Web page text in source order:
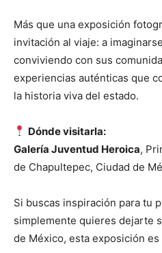
Más que una exposición
invitación al viaje: a
conviviendo con sus
experiencias auténticas que
la historia viva del estado.
Dónde visitarla:
Galería Juventud Heroica,
de Chapultepec, Ciudad de
Si buscas inspiración para tu
simplemente quieres dejarte
de México, esta exposición es